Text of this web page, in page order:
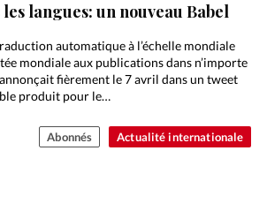
Actualité internationale
langues: un nouveau Babel
automatique à l’échelle mondiale
mondiale aux publications dans n’importe
fièrement le 7 avril dans un tweet
produit pour le…
Abonnés